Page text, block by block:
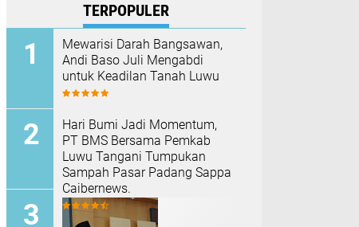
TERPOPULER
Mewarisi Darah Bangsawan,
Andi Baso Juli Mengabdi
untuk Keadilan Tanah Luwu
Hari Bumi Jadi Momentum,
PT BMS Bersama Pemkab
Luwu Tangani Tumpukan
Sampah Pasar Padang Sappa
Caibernews.